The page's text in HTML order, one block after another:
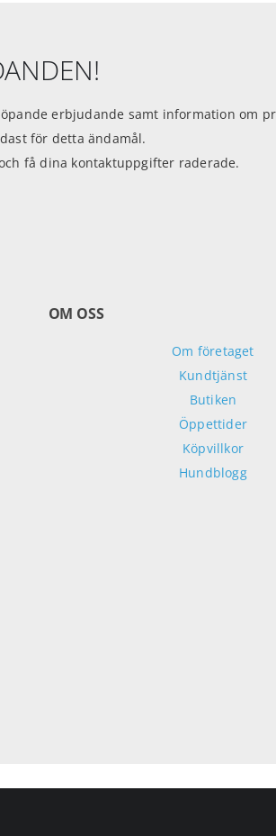
erbjudande samt information om
för detta ändamål.
få dina kontaktuppgifter raderade.
OM OSS
Om företaget
Kundtjänst
Butiken
Öppettider
Köpvillkor
Hundblogg